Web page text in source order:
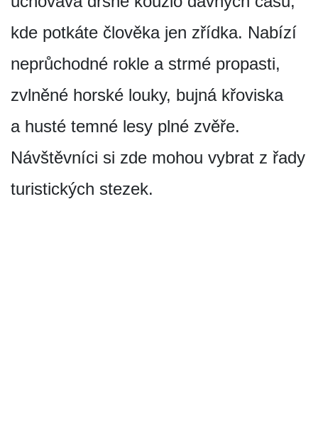
kde potkáte člověka jen zřídka. Nabízí
neprůchodné rokle a strmé propasti,
zvlněné horské louky, bujná křoviska
a husté temné lesy plné zvěře.
Návštěvníci si zde mohou vybrat z řady
turistických stezek.